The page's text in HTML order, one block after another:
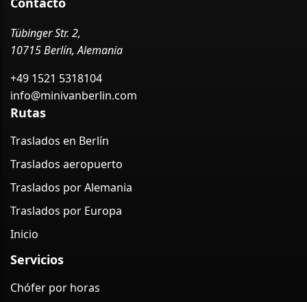
Tübinger Str. 2,
10715 Berlín, Alemania
+49 1521 5318104
info@minivanberlin.com
Rutas
Traslados en Berlín
Traslados aeropuerto
Traslados por Alemania
Traslados por Europa
Inicio
Servicios
Chófer por horas